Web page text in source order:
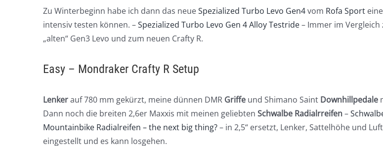
Zu Winterbeginn habe ich dann das neueSpezialized Turbo Levo Gen4vom Rofa Sport
intensiv testen können. –Spezialized Turbo Levo Gen 4 Alloy Testride– Immer im Vergleich
„alten“ Gen3 Levo und zum neuen Crafty R.
Easy – Mondraker Crafty R Setup
Lenkerauf 780 mm gekürzt, meine dünnen DMR Griffe und Shimano Saint Downhillpedale
Dann noch die breiten 2,6er Maxxis mit meinen geliebten Schwalbe Radialrreifen–
Mountainbike Radialreifen – the next big thing?– in 2,5“ ersetzt, Lenker, Sattelhöhe und
eingestellt und es kann losgehen.